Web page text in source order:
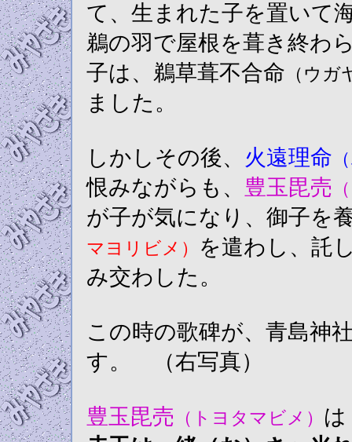
て、生まれた子を置いて
鵜の羽で屋根を葺き終わ
子は、鵜草葺不合命 （ウ
ました。
しかしその後、 火遠理命
恨みながらも、 豊玉毘売
が子が気になり、御子
マヨリビメ）
を遣わし、託
み交わした。
この時の歌碑が、青島神
す。 （右写真）
豊玉毘売 （トヨタマビメ） は